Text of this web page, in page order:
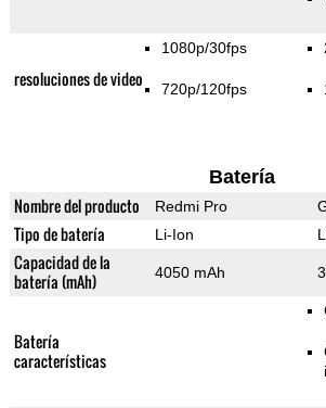
resoluciones de video
1080p/30fps
720p/120fps
Batería
Nombre del producto Redmi Pro
Tipo de batería Li-Ion
Capacidad de la
batería (mAh)
4050 mAh
Batería
características